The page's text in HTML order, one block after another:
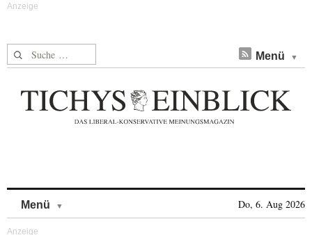
Suche nach: Menü
Menü Do, 6. Aug 2026